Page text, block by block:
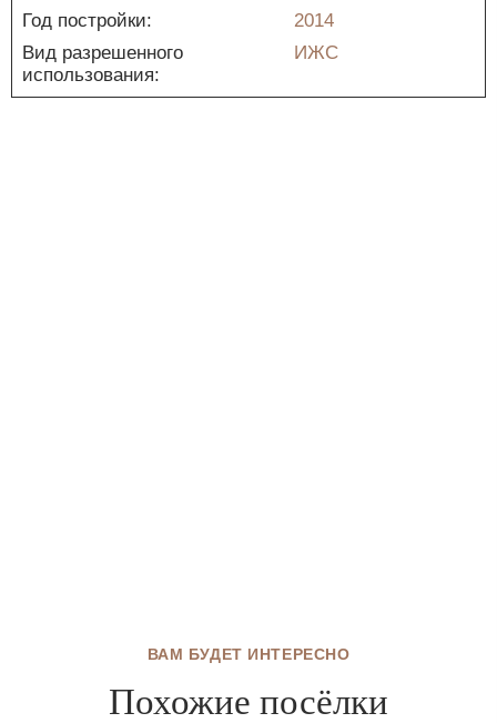
Год постройки:
2014
Вид разрешенного
использования:
ИЖС
ВАМ БУДЕТ ИНТЕРЕСНО
Похожие посёлки